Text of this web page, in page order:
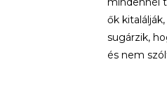
ők
sugárzik,
és nem